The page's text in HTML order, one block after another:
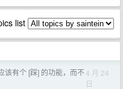
list
该有个 [踩] 的功能，而不4 月 24
日